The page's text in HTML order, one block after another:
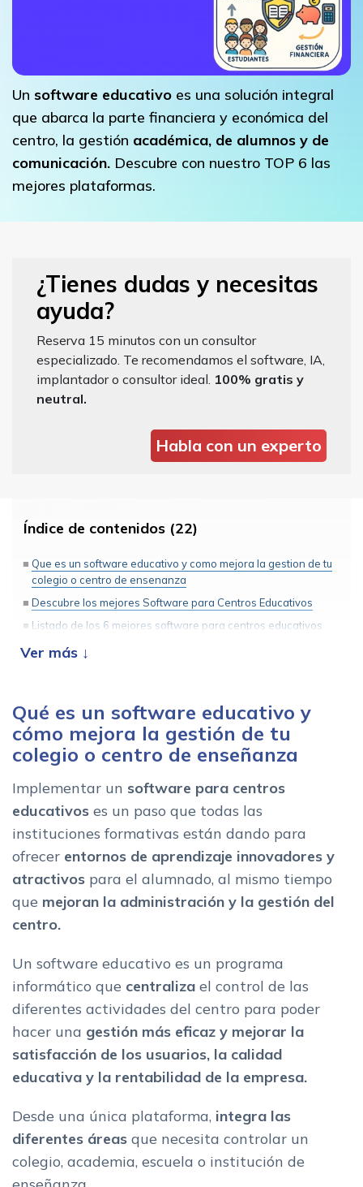
Un software educativo es una solución integral
que abarca la parte financiera y económica del
centro, la gestión académica, de alumnos y de
comunicación. Descubre con nuestro TOP 6 las
mejores plataformas.
¿Tienes dudas y necesitas
ayuda?
Reserva 15 minutos con un consultor
especializado. Te recomendamos el software, IA,
implantador o consultor ideal. 100% gratis y
neutral.
Habla con un experto
Índice de contenidos (22)
Que es un software educativo y como mejora la gestion de tu
colegio o centro de ensenanza
Descubre los mejores Software para Centros Educativos
Listado de los 6 mejores software para centros educativos
Brainbond
Schooltivity
Educaria: Alexia
Dinantia
Areas de gestion del software para centros educativos
Caracteristicas de un software de educacion con gestion
escolar y academica
Funcionalidades de una plataforma para centros educativos
Gestion administrativa y financiera
Gestion academica
Portal y app para profesores
Portal y app para alumnos y familias
Area de comunicaciones
Ventajas de implantar un software para centros educativos
La comunicacion con alumnos y familias en los mejores
El mejor software educativo para tu centro formativo, colegio
o academia
Qué es un software educativo y
cómo mejora la gestión de tu
colegio o centro de enseñanza
Implementar un software para centros
educativos es un paso que todas las
instituciones formativas están dando para
ofrecer entornos de aprendizaje innovadores y
atractivos para el alumnado, al mismo tiempo
que mejoran la administración y la gestión del
centro.
Un software educativo es un programa
informático que centraliza el control de las
diferentes actividades del centro para poder
hacer una gestión más eficaz y mejorar la
satisfacción de los usuarios, la calidad
educativa y la rentabilidad de la empresa.
Desde una única plataforma, integra las
diferentes áreas que necesita controlar un
colegio, academia, escuela o institución de